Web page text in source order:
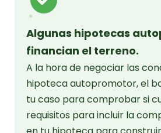
Algunas hipotecas
financian el terreno.
A la hora de negociar las
hipoteca autopromotor, el
tu caso para comprobar si
requisitos para incluir la